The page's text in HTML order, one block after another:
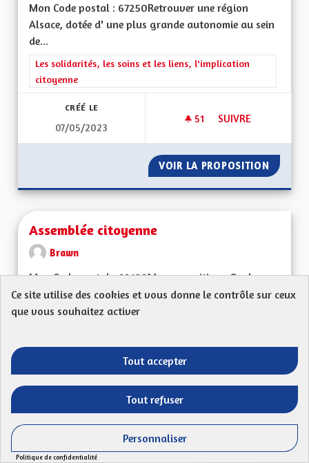
Mon Code postal : 67250Retrouver une région
Alsace, dotée d' une plus grande autonomie au sein
de...
Filtrer les résultats de la catégorie : Les solidarités, les soins
Les solidarités, les soins et les liens, l'implication
citoyenne
CRÉÉ LE
07/05/2023
51 51 ABONNÉS
SUIVRE
VOIR LA PROPOSITION
Assemblée citoyenne
Brawn
Mon Code postal : 68130Ma proposition : Quels
sont les grands défis pour l’Alsace de demain ?...
Filtrer les résultats de la catégorie : Les solidarités, les soins
Les solidarités, les soins et les liens, l'implication
Ce site utilise des cookies et vous donne le contrôle sur ceux
que vous souhaitez activer
Tout accepter
Tout refuser
Personnaliser
Politique de confidentialité